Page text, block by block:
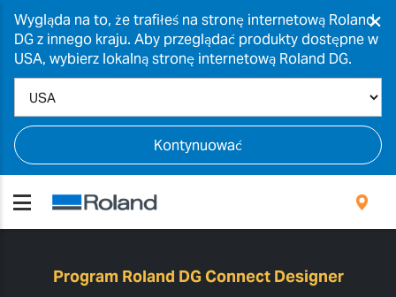
Wygląda na to, że trafiłeś na stronę internetową Roland
DG z innego kraju. Aby przeglądać produkty dostępne w
USA, wybierz lokalną stronę internetową Roland DG.
Kontynuować
×
Program Roland DG Connect Designer